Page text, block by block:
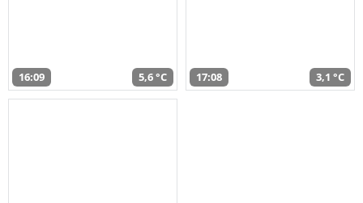
16:09 5,6 °C 17:08 3,1 °C